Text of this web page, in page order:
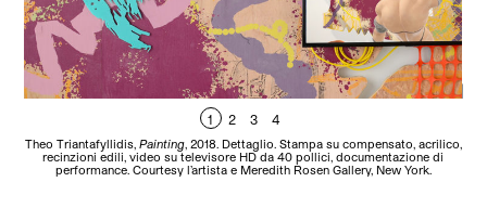
1 2 3 4
Theo Triantafyllidis, Painting, 2018. Dettaglio. Stampa su compensato, acrilico,
recinzioni edili, video su televisore HD da 40 pollici, documentazione di
performance. Courtesy l’artista e Meredith Rosen Gallery, New York.